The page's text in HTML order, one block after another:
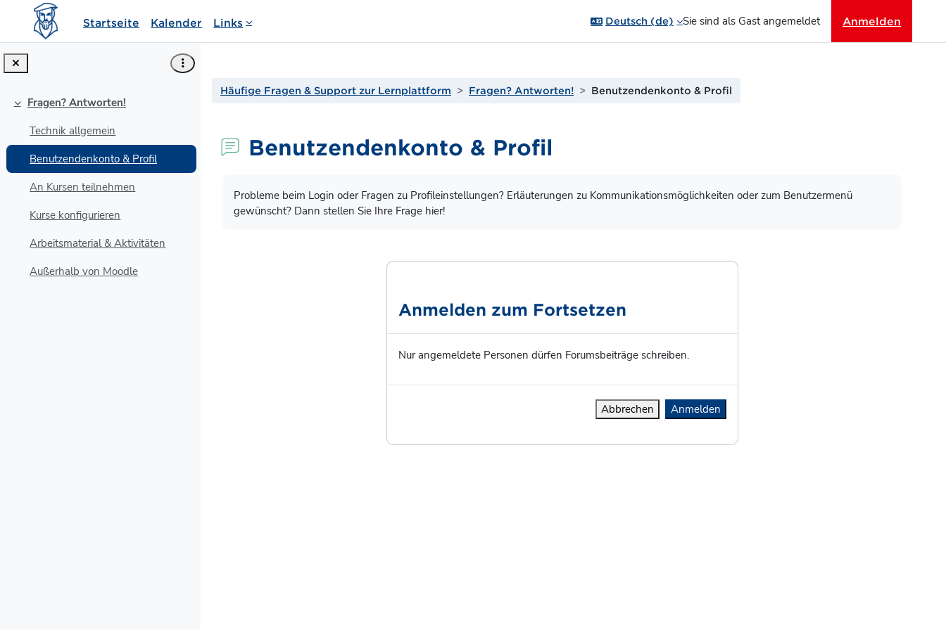
Zum Hauptinhalt
Startseite Kalender Links Deutsch ‎(de)‎ Sie sind als Gast angemeldet Anmelden
Einklappen
Fragen? Antworten!
Technik allgemein
Benutzendenkonto & Profil
An Kursen teilnehmen
Kurse konfigurieren
Arbeitsmaterial & Aktivitäten
Außerhalb von Moodle
Häufige Fragen & Support zur Lernplattform Fragen? Antworten! Benutzendenkonto & Profil
Benutzendenkonto & Profil
Probleme beim Login oder Fragen zu Profileinstellungen? Erläuterungen zu Kommunikationsmöglichkeiten oder zum Benutzermenü
gewünscht? Dann stellen Sie Ihre Frage hier!
Anmelden zum Fortsetzen
Nur angemeldete Personen dürfen Forumsbeiträge schreiben.
Abbrechen Anmelden